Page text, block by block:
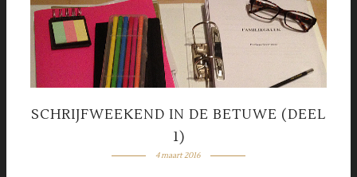
SCHRIJFWEEKEND IN DE BETUWE (DEEL
1)
4 maart 2016